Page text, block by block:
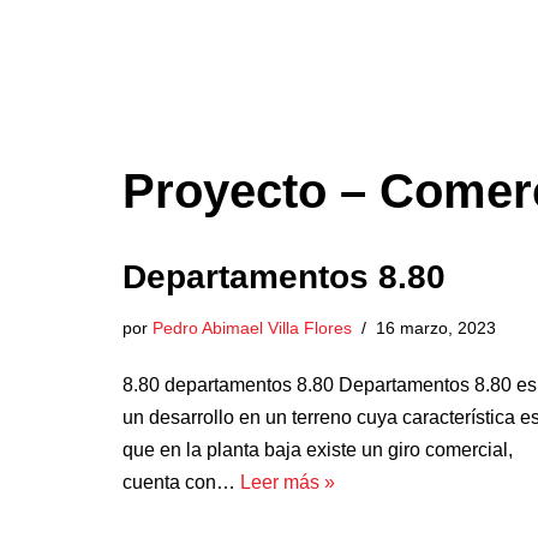
Proyecto –
Departamentos 8.80
por Pedro Abimael Villa Flores 16 marzo, 2023
8.80 departamentos 8.80 Departamentos 8.80 es
un desarrollo en un terreno cuya característica
que en la planta baja existe un giro comercial,
cuenta con… Leer más »